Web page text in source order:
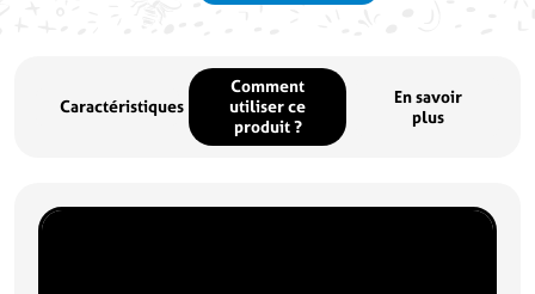
mouches
Comment
utiliser ce
produit ?
En savoir
plus
Caractéristiques